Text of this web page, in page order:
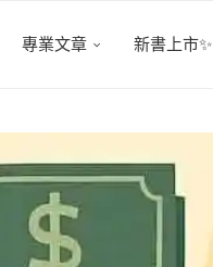
專業文章 新書上市✨